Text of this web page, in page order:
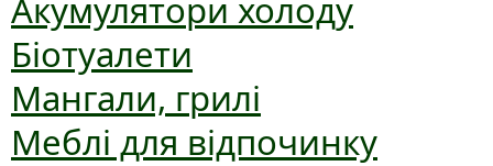
Акумулятори холоду
Біотуалети
Мангали, грилі
Меблі для відпочинку